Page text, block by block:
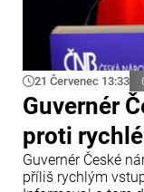
21 Červenec 13:33
Guvernér
proti
Guvernér České
příliš rychlým